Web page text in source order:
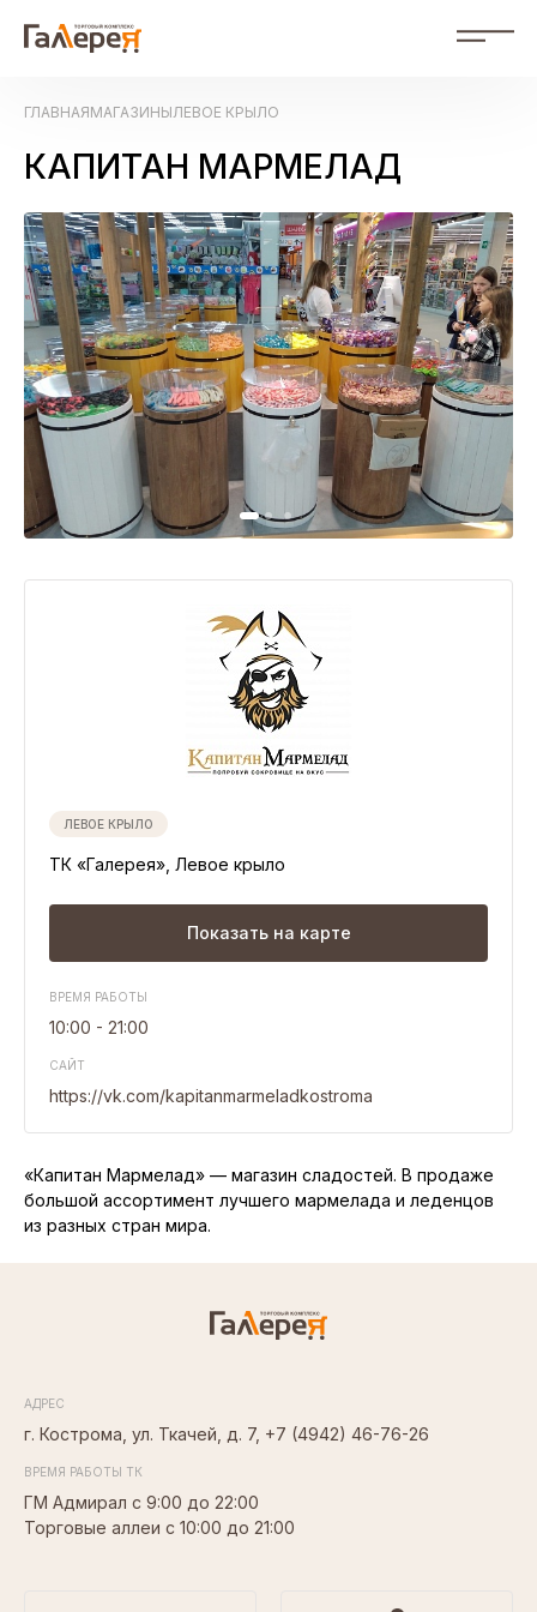
RU Russian
События
Магазины
Схема ТК
О нас
Фотогалерея
Контакты
Рекламодателям
Документы
Развитие инфраструктуры вокруг ТК
Транспортная доступность
Плотность населения г. Кострома
АДРЕС
г. Кострома, ул. Ткачей, д. 7,+7 (4942) 46-76-26
ВРЕМЯ РАБОТЫ ТК
ГМ Адмирал с 9:00 до 22:00
Торговые аллеи с 10:00 до 21:00
ГЛАВНАЯМАГАЗИНЫЛЕВОЕ КРЫЛО
КАПИТАН МАРМЕЛАД
ЛЕВОЕ КРЫЛО
ТК «Галерея», Левое крыло
Показать на карте
ВРЕМЯ РАБОТЫ
10:00 - 21:00
САЙТ
https://vk.com/kapitanmarmeladkostroma
«Капитан Мармелад» — магазин сладостей. В продаже
большой ассортимент лучшего мармелада и леденцов
из разных стран мира.
АДРЕС
г. Кострома, ул. Ткачей, д. 7, +7 (4942) 46-76-26
ВРЕМЯ РАБОТЫ ТК
ГМ Адмирал с 9:00 до 22:00
Торговые аллеи с 10:00 до 21:00